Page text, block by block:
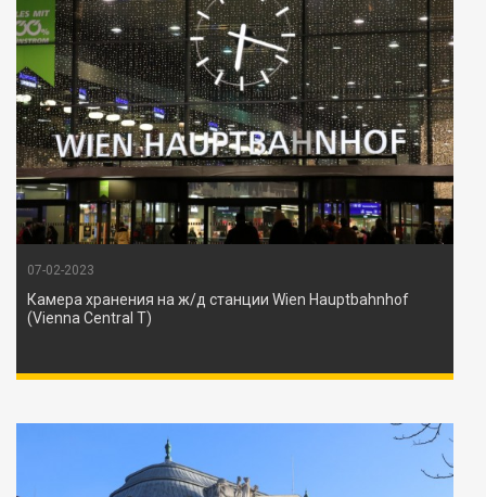
07-02-2023
Камера хранения на ж/д станции Wien Hauptbahnhof
(Vienna Central T)